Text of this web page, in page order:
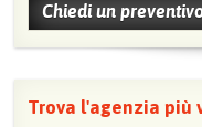
Chiedi un
Trova l'agenzia più